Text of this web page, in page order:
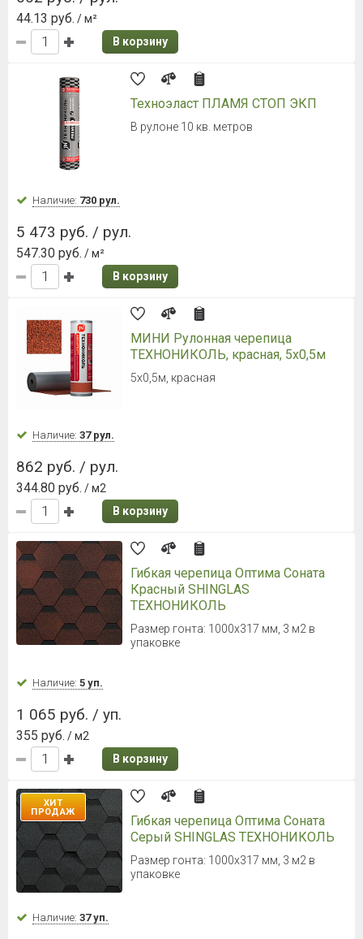
44.13 руб. / м²
В корзину
Техноэласт ПЛАМЯ СТОП ЭКП
В рулоне 10 кв. метров
Наличие: 730 рул.
5 473 руб. / рул.
547.30 руб. / м²
В корзину
МИНИ Рулонная черепица
ТЕХНОНИКОЛЬ, красная, 5х0,5м
5х0,5м, красная
Наличие: 37 рул.
862 руб. / рул.
344.80 руб. / м2
В корзину
Гибкая черепица Оптима Соната
Красный SHINGLAS
ТЕХНОНИКОЛЬ
Размер гонта: 1000х317 мм, 3 м2 в
упаковке
Наличие: 5 уп.
1 065 руб. / уп.
355 руб. / м2
В корзину
ХИТ
ПРОДАЖ
Гибкая черепица Оптима Соната
Серый SHINGLAS ТЕХНОНИКОЛЬ
Размер гонта: 1000х317 мм, 3 м2 в
упаковке
Наличие: 37 уп.